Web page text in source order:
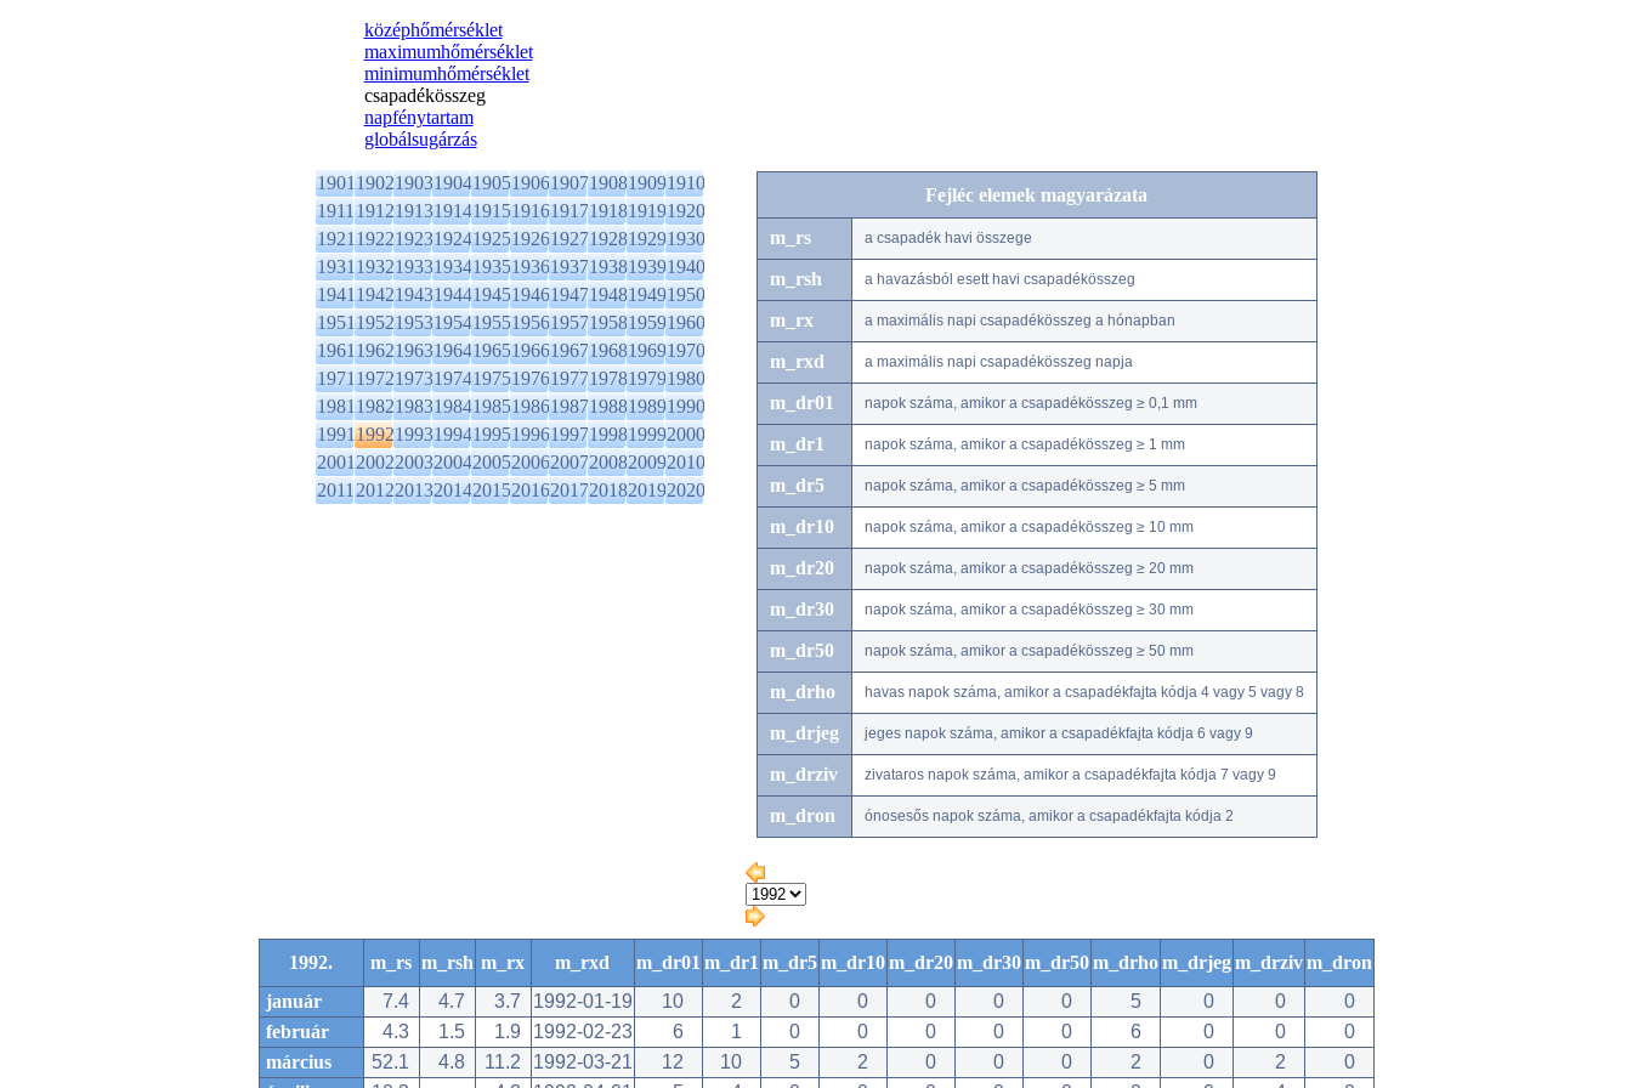
középhőmérséklet
maximumhőmérséklet
minimumhőmérséklet
csapadékösszeg
napfénytartam
globálsugárzás
1901190219031904190519061907190819091910
1911191219131914191519161917191819191920
1921192219231924192519261927192819291930
1931193219331934193519361937193819391940
1941194219431944194519461947194819491950
1951195219531954195519561957195819591960
1961196219631964196519661967196819691970
1971197219731974197519761977197819791980
1981198219831984198519861987198819891990
1991199219931994199519961997199819992000
2001200220032004200520062007200820092010
2011201220132014201520162017201820192020
Fejléc elemek magyarázata
m_rs a csapadék havi összege
m_rsh a havazásból esett havi csapadékösszeg
m_rx a maximális napi csapadékösszeg a hónapban
m_rxd a maximális napi csapadékösszeg napja
m_dr01 napok száma, amikor a csapadékösszeg ≥ 0,1 mm
m_dr1 napok száma, amikor a csapadékösszeg ≥ 1 mm
m_dr5 napok száma, amikor a csapadékösszeg ≥ 5 mm
m_dr10 napok száma, amikor a csapadékösszeg ≥ 10 mm
m_dr20 napok száma, amikor a csapadékösszeg ≥ 20 mm
m_dr30 napok száma, amikor a csapadékösszeg ≥ 30 mm
m_dr50 napok száma, amikor a csapadékösszeg ≥ 50 mm
m_drho havas napok száma, amikor a csapadékfajta kódja 4 vagy 5 vagy 8
m_drjeg jeges napok száma, amikor a csapadékfajta kódja 6 vagy 9
m_drziv zivataros napok száma, amikor a csapadékfajta kódja 7 vagy 9
m_dron ónosesős napok száma, amikor a csapadékfajta kódja 2
1992. m_rs m_rsh m_rx m_rxd m_dr01 m_dr1 m_dr5 m_dr10 m_dr20 m_dr30 m_dr50 m_drho m_drjeg m_drziv m_dron
január
7.4 4.7 3.7 1992-01-19 10 2 0 0 0 0 0 5 0 0
0
február
4.3 1.5 1.9 1992-02-23 6 1 0 0 0 0 0 6 0 0
0
március
52.1 4.8 11.2 1992-03-21 12 10 5 2 0 0 0 2 0 2
0